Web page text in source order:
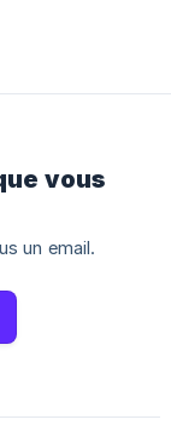
vous
un email.